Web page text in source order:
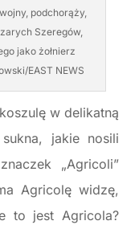
podchorąży,
Szeregów,
jako żołnierz
EAST NEWS
w delikatną
jakie nosili
„Agricoli”
Agricolę widzę,
to jest Agricola?